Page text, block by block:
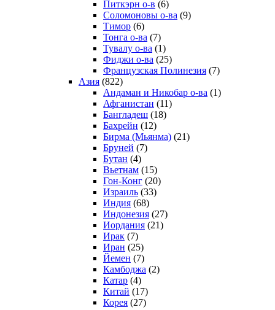
Питкэрн о-в (6)
Соломоновы о-ва (9)
Тимор (6)
Тонга о-ва (7)
Тувалу о-ва (1)
Фиджи о-ва (25)
Французская Полинезия (7)
Азия (822)
Андаман и Никобар о-ва (1)
Афганистан (11)
Бангладеш (18)
Бахрейн (12)
Бирма (Мьянма) (21)
Бруней (7)
Бутан (4)
Вьетнам (15)
Гон-Конг (20)
Израиль (33)
Индия (68)
Индонезия (27)
Иордания (21)
Ирак (7)
Иран (25)
Йемен (7)
Камбоджа (2)
Катар (4)
Китай (17)
Корея (27)